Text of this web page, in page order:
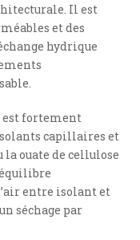
Il est
et des
hydrique
est fortement
capillaires et
ouate de cellulose
entre isolant et
séchage par